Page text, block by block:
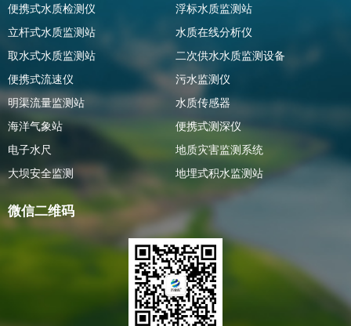
便携式水质检测仪
浮标水质监测站
立杆式水质监测站
水质在线分析仪
取水式水质监测站
二次供水水质监测设备
便携式流速仪
污水监测仪
明渠流量监测站
水质传感器
海洋气象站
便携式测深仪
电子水尺
地质灾害监测系统
大坝安全监测
地埋式积水监测站
微信二维码